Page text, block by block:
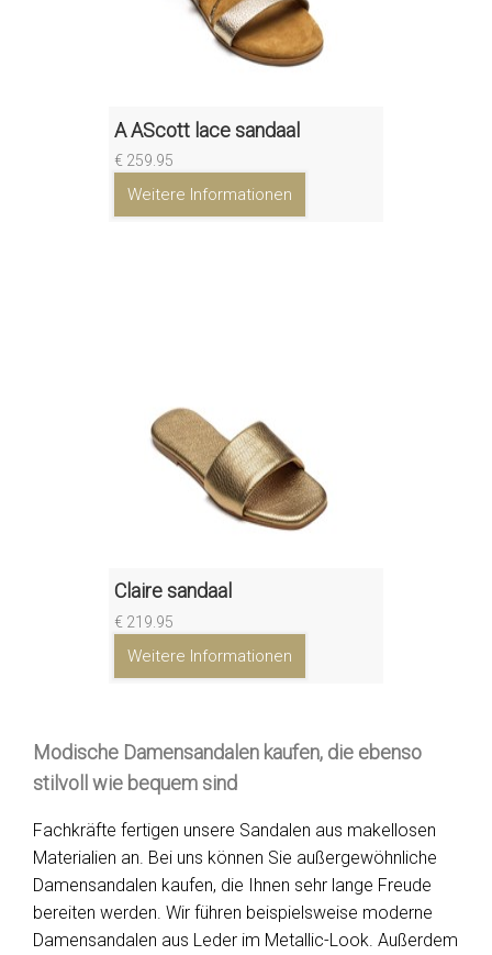
A AScott lace sandaal
€ 259.95
Weitere Informationen
Claire sandaal
€ 219.95
Weitere Informationen
Modische Damensandalen kaufen, die ebenso
stilvoll wie bequem sind
Fachkräfte fertigen unsere Sandalen aus makellosen
Materialien an. Bei uns können Sie außergewöhnliche
Damensandalen kaufen, die Ihnen sehr lange Freude
bereiten werden. Wir führen beispielsweise moderne
Damensandalen aus Leder im Metallic-Look. Außerdem